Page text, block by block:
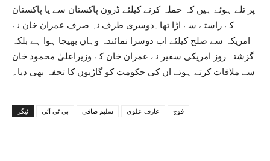
پر تلے ہوئے ہیں کہ حملہ کرنے کیلئے ڈرون پاکستان سے یا پاکستان
کے راستے سے اڑا تھا۔دوسری طرف نہ صرف عمران خان نے
امریکہ سے صلح کیلئے اب دوسرا نمائندہ وہاں بھیجا ہوا ہے بلکہ
گزشتہ روز امریکی سفیر نے عمران خان کے وزیراعلیٰ محمود خان
سے ملاقات کرتے ہوئے ان کی حکومت کو گاڑیوں کا تحفہ بھی دیا۔
ٹیگز پی ٹی آئی سلیم صافی عارف علوی فوج